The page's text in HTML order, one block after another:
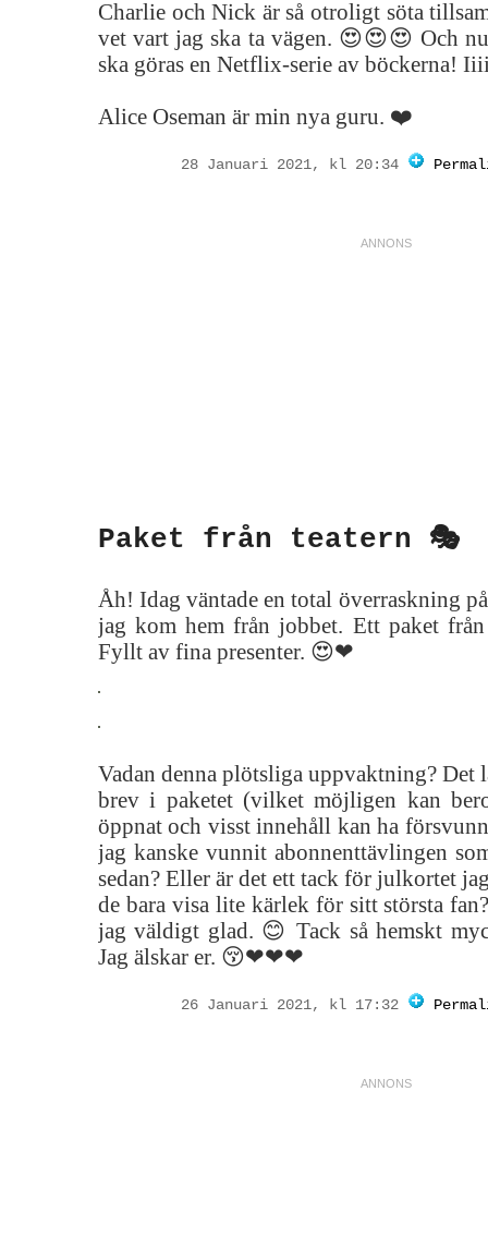
Charlie och Nick är så otroligt söta
vet vart jag ska ta vägen. 😍😍😍 Och
ska göras en Netflix-serie av böckerna!
Alice Oseman är min nya guru. ❤️
28 Januari 2021, kl 20:34
Paket från teatern 🎭
Åh! Idag väntade en total överraskning
jag kom hem från jobbet. Ett paket
Fyllt av fina presenter. 😍❤
Vadan denna plötsliga uppvaktning? Det
brev i paketet (vilket möjligen kan
öppnat och visst innehåll kan ha
jag kanske vunnit abonnenttävlingen
sedan? Eller är det ett tack för julkortet
de bara visa lite kärlek för sitt största
jag väldigt glad. 😊 Tack så hemskt
Jag älskar er. 😚❤❤❤
26 Januari 2021, kl 17:32